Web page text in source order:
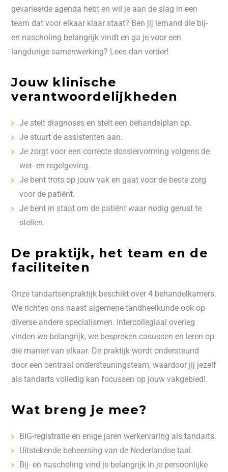
gevarieerde agenda hebt en wil je aan de slag in een
team dat voor elkaar klaar staat? Ben jij iemand die bij-
en nascholing belangrijk vindt en ga je voor een
langdurige samenwerking? Lees dan verder!
Jouw klinische
verantwoordelijkheden
Je stelt diagnoses en stelt een behandelplan op.
Je stuurt de assistenten aan.
Je zorgt voor een correcte dossiervorming volgens de
wet- en regelgeving.
Je bent trots op jouw vak en gaat voor de beste zorg
voor de patiënt.
Je bent in staat om de patiënt waar nodig gerust te
stellen.
De praktijk, het team en de
faciliteiten
Onze tandartsenpraktijk beschikt over 4 behandelkamers.
We richten ons naast algemene tandheelkunde ook op
diverse andere specialismen. Intercollegiaal overleg
vinden we belangrijk, we bespreken casussen en leren op
die manier van elkaar. De praktijk wordt ondersteund
door een centraal ondersteuningsteam, waardoor jij jezelf
als tandarts volledig kan focussen op jouw vakgebied!
Wat breng je mee?
BIG-registratie en enige jaren werkervaring als tandarts.
Uitstekende beheersing van de Nederlandse taal.
Bij- en nascholing vind je belangrijk in je persoonlijke